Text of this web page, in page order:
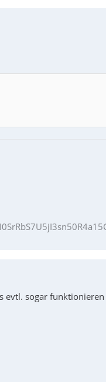
evtl. sogar